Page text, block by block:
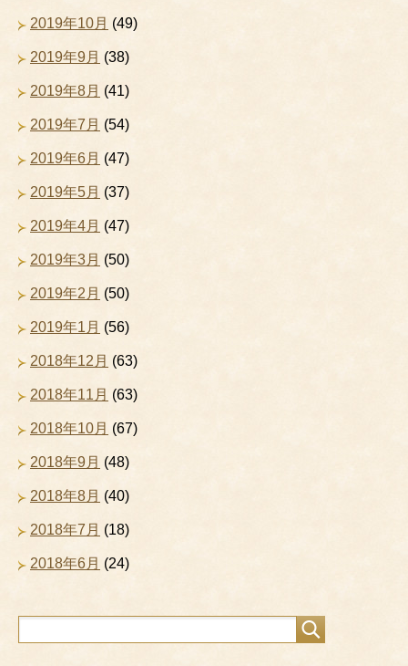
2019年10月 (49)
2019年9月 (38)
2019年8月 (41)
2019年7月 (54)
2019年6月 (47)
2019年5月 (37)
2019年4月 (47)
2019年3月 (50)
2019年2月 (50)
2019年1月 (56)
2018年12月 (63)
2018年11月 (63)
2018年10月 (67)
2018年9月 (48)
2018年8月 (40)
2018年7月 (18)
2018年6月 (24)